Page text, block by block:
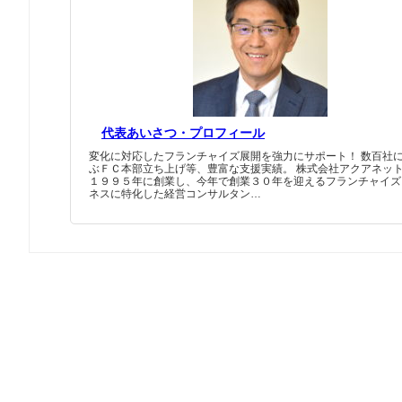
代表あいさつ・プロフィール
変化に対応したフランチャイズ展開を強力にサポート！ 数百社
ぶＦＣ本部立ち上げ等、豊富な支援実績。 株式会社アクアネット
１９９５年に創業し、今年で創業３０年を迎えるフランチャイ
ネスに特化した経営コンサルタン…